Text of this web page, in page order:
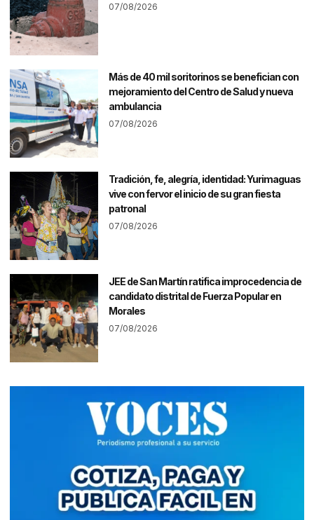
07/08/2026
Más de 40 mil soritorinos se benefician con
mejoramiento del Centro de Salud y nueva
ambulancia
07/08/2026
Tradición, fe, alegría, identidad: Yurimaguas
vive con fervor el inicio de su gran fiesta
patronal
07/08/2026
JEE de San Martín ratifica improcedencia de
candidato distrital de Fuerza Popular en
Morales
07/08/2026